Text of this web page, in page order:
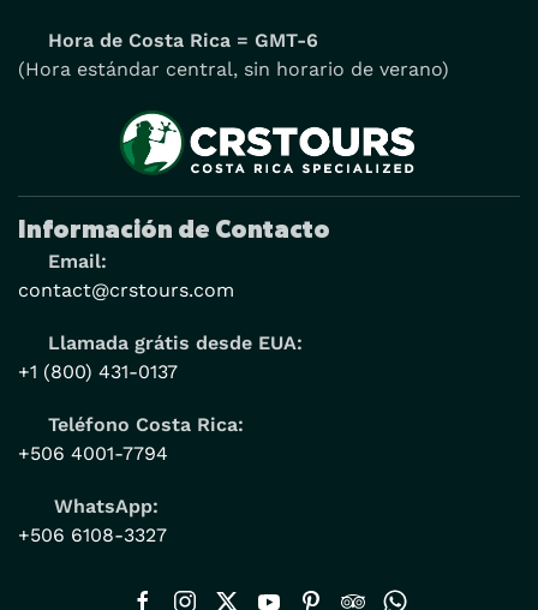
Hora de Costa Rica = GMT-6
(Hora estándar central, sin horario de verano)
Información de Contacto
Email:
contact@crstours.com
Llamada grátis desde EUA:
+1 (800) 431-0137
Teléfono Costa Rica:
+506 4001-7794
WhatsApp:
+506 6108-3327